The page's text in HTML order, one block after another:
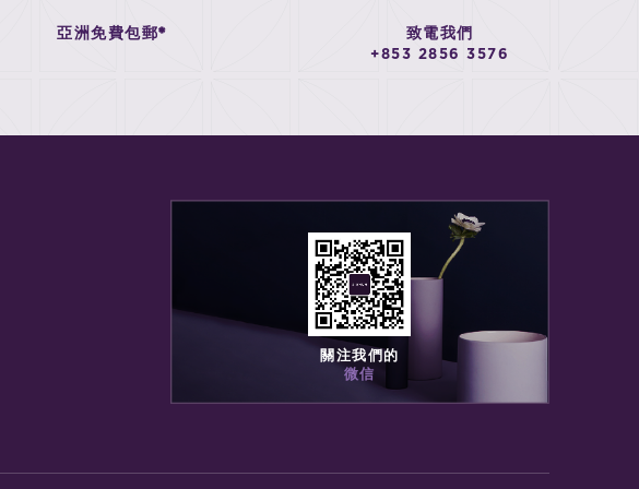
亞洲免費包郵* 致電我們
+853 2856 3576
關注我們的
微信